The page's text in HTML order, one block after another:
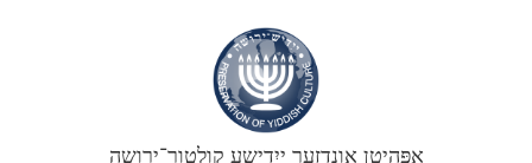
אָפּהיטן אונדזער ייִדישע קולטור־ירושה